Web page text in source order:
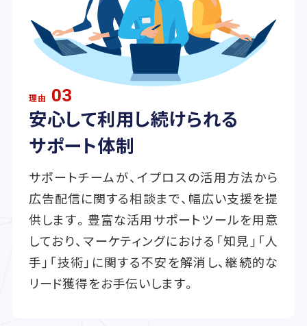
理由 03
安心して利用し続けられる
サポート体制
サポートチームが、イプロスの活用方法から
広告配信に関する相談まで、幅広い支援を提
供します。豊富な活用サポートツールを用意
しており、マーケティングにおける「知見」「人
手」「技術」に関する不安を解消し、継続的な
リード獲得をお手伝いします。